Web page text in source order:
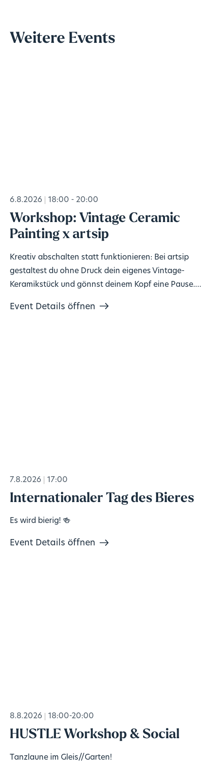
Weitere Events
6.8.2026 18:00 - 20:00
Workshop: Vintage Ceramic
Painting x artsip
Kreativ abschalten statt funktionieren: Bei artsip
gestaltest du ohne Druck dein eigenes Vintage-
Keramikstück und gönnst deinem Kopf eine Pause.
Event Details öffnen
7.8.2026 17:00
Internationaler Tag des Bieres
Es wird bierig! 🍻
Event Details öffnen
8.8.2026 18:00-20:00
HUSTLE Workshop & Social
Tanzlaune im Gleis//Garten!